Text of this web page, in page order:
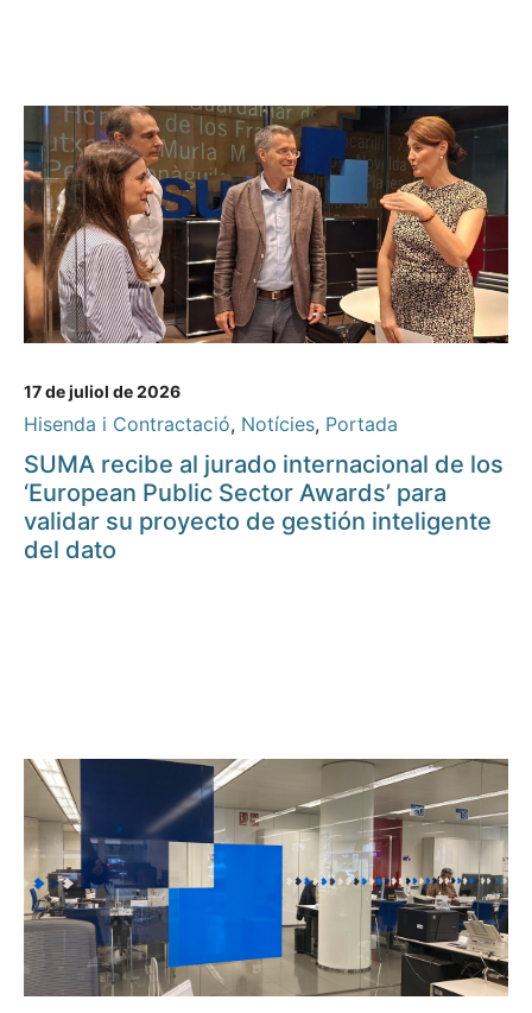
17 de juliol de 2026
Hisenda i Contractació, Notícies, Portada
SUMA recibe al jurado internacional de los
‘European Public Sector Awards’ para
validar su proyecto de gestión inteligente
del dato